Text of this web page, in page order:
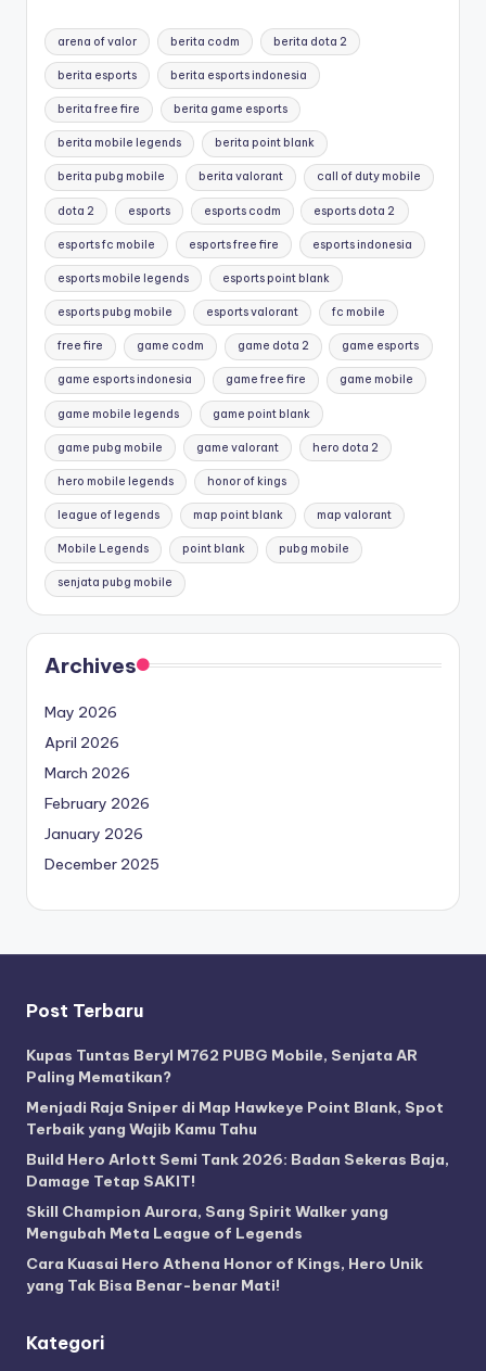
arena of valor berita codm berita dota 2
berita esports berita esports indonesia
berita free fire berita game esports
berita mobile legends berita point blank
berita pubg mobile berita valorant call of duty mobile
dota 2 esports esports codm esports dota 2
esports fc mobile esports free fire esports indonesia
esports mobile legends esports point blank
esports pubg mobile esports valorant fc mobile
free fire game codm game dota 2 game esports
game esports indonesia game free fire game mobile
game mobile legends game point blank
game pubg mobile game valorant hero dota 2
hero mobile legends honor of kings
league of legends map point blank map valorant
Mobile Legends point blank pubg mobile
senjata pubg mobile
Archives
May 2026
April 2026
March 2026
February 2026
January 2026
December 2025
Post Terbaru
Kupas Tuntas Beryl M762 PUBG Mobile, Senjata AR
Paling Mematikan?
Menjadi Raja Sniper di Map Hawkeye Point Blank, Spot
Terbaik yang Wajib Kamu Tahu
Build Hero Arlott Semi Tank 2026: Badan Sekeras Baja,
Damage Tetap SAKIT!
Skill Champion Aurora, Sang Spirit Walker yang
Mengubah Meta League of Legends
Cara Kuasai Hero Athena Honor of Kings, Hero Unik
yang Tak Bisa Benar-benar Mati!
Kategori